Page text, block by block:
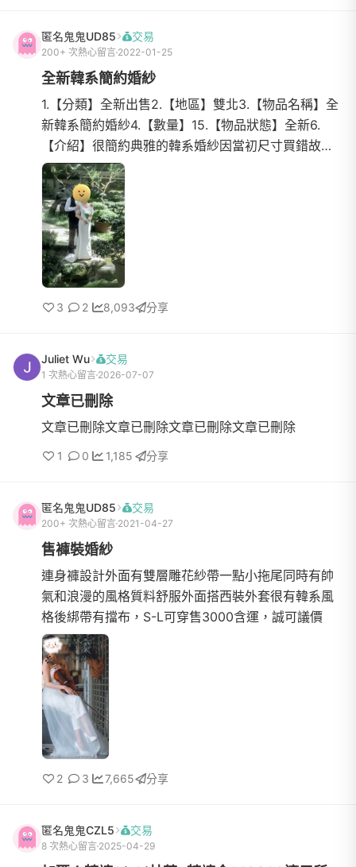
匿名鬼鬼UD85 交易
200+ 次熱心留言 2022-01-25
全新韓系簡約婚紗
1.【分類】全新出售2.【地區】雙北3.【物品名稱】全
新韓系簡約婚紗4.【數量】15.【物品狀態】全新6.
【介紹】很簡約典雅的韓系婚紗因當初尺寸買錯故多
了一件全新未穿S號背後拉鍊款齊地小拖尾設計不管是
旅拍婚紗、證婚...
3 2 8,093 分享
Juliet Wu 交易
1 次熱心留言 2026-07-07
文章已刪除
文章已刪除文章已刪除文章已刪除文章已刪除
1 0 1,185 分享
匿名鬼鬼UD85 交易
200+ 次熱心留言 2021-04-27
售褲裝婚紗
連身褲設計外面有雙層雕花紗帶一點小拖尾同時有帥
氣和浪漫的風格質料舒服外面搭西裝外套很有韓系風
格後綁帶有擋布，S-L可穿售3000含運，誠可議價
2 3 7,665 分享
匿名鬼鬼CZL5 交易
8 次熱心留言 2025-04-29